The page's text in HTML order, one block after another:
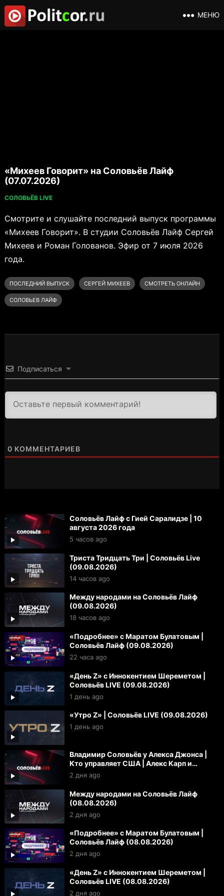
МЕНЮ
«Михеев Говорит» на Соловьёв Лайф
(07.07.2026)
СОЛОВЬЁВ LIVE
Смотрите и слушайте последний выпуск программы
«Михеев Говорит». В студии Соловьёв Лайф Сергей
Михеев и Роман Голованов. Эфир от 7 июля 2026
года.
ПОСЛЕДНИЙ ВЫПУСК СЕРГЕЙ МИХЕЕВ СМОТРЕТЬ ОНЛАЙН
СОЛОВЬЕВ ЛАЙФ
Подписаться
0 КОММЕНТАРИЕВ
Соловьёв Лайф с Гией Саралидзе | 10
августа 2026 года
5 часов ago
Триста Тридцать Три | Соловьёв Live
(09.08.2026)
14 часов ago
Между народами на Соловьёв Лайф
(09.08.2026)
18 часов ago
«Подробнее» с Маратом Булатовым |
Соловьёв Лайф (09.08.2026)
22 часа ago
«День Z» с Иннокентием Шереметом |
Соловьёв LIVE (09.08.2026)
1 день ago
«Утро Z» | Соловьёв LIVE (09.08.2026)
1 день ago
Владимир Соловьёв у Алекса Джонса |
Кто управляет США | Алекс Карп и
«технофашисты»
2 дня ago
Между народами на Соловьёв Лайф
(08.08.2026)
2 дня ago
«Подробнее» с Маратом Булатовым |
Соловьёв Лайф (08.08.2026)
2 дня ago
«День Z» с Иннокентием Шереметом |
Соловьёв LIVE (08.08.2026)
2 дня ago